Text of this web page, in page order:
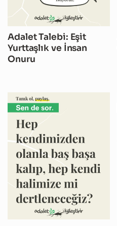
Adalet Talebi: Eşit
Yurttaşlık ve İnsan
Onuru